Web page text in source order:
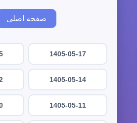
صفحه اصلی
1405-05-17
1405-05-14
1405-05-11